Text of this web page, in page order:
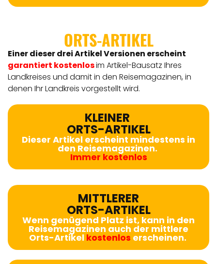
ORTS-ARTIKEL
Einer dieser drei Artikel Versionen erscheint
garantiert kostenlosim Artikel-Bausatz Ihres
Landkreises und damit in den Reisemagazinen, in
denen Ihr Landkreis vorgestellt wird.
KLEINER
ORTS-ARTIKEL
Dieser Artikel erscheint mindestens in
den Reisemagazinen.
Immer kostenlos
MITTLERER
ORTS-ARTIKEL
Wenn genügend Platz ist, kann in den
Reisemagazinen auch der mittlere
Orts-Artikel kostenlos erscheinen.